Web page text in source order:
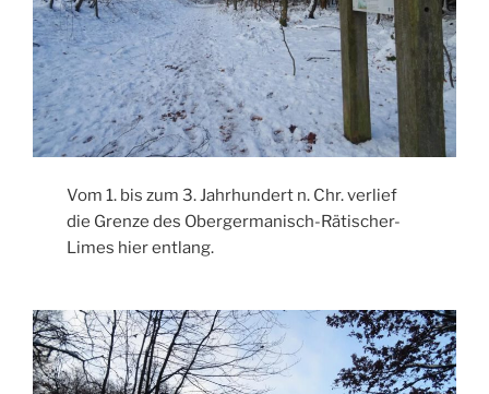
Vom 1. bis zum 3. Jahrhundert n. Chr. verlief
die Grenze des Obergermanisch-Rätischer-
Limes hier entlang.